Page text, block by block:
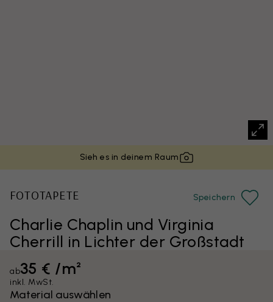
Sieh es in deinem Raum
Charlie Chaplin und Virginia
Cherrill in Lichter der Großstadt
FOTOTAPETE Speichern
ab35 € /m²
inkl. MwSt.
Material auswählen